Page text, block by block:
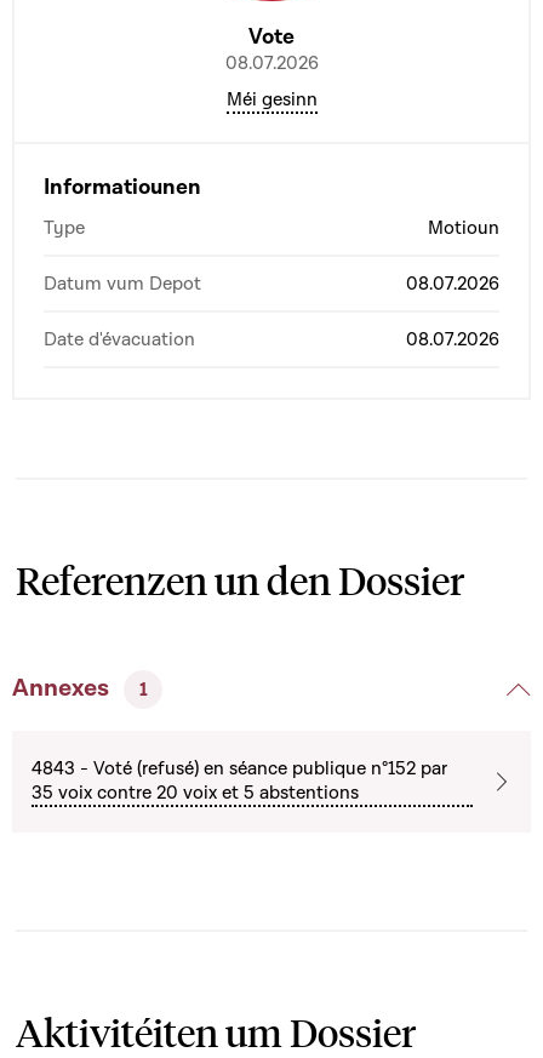
Vote
08.07.2026
Méi gesinn
Informatiounen
Type Motioun
Datum vum Depot 08.07.2026
Date d'évacuation 08.07.2026
Referenzen un den Dossier
Annexes 1
4843 - Voté (refusé) en séance publique n°152 par
35 voix contre 20 voix et 5 abstentions
Aktivitéiten um Dossier